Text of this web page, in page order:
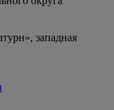
западная